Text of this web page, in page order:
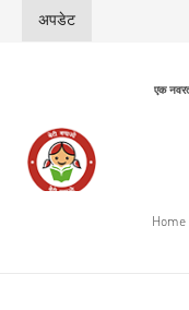
अपडेट
एक
Home